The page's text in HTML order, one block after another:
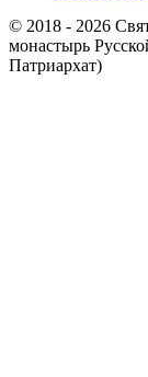
© 2018 - 2026
монастырь
Патриархат)